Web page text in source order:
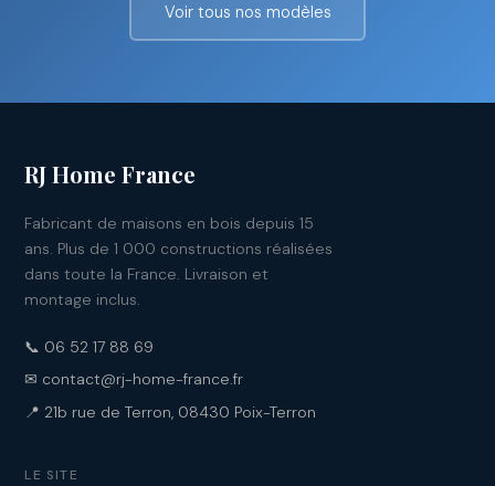
Voir tous nos modèles
RJ Home France
Fabricant de maisons en bois depuis 15
ans. Plus de 1 000 constructions réalisées
dans toute la France. Livraison et
montage inclus.
📞 06 52 17 88 69
✉ contact@rj-home-france.fr
📍 21b rue de Terron, 08430 Poix-Terron
LE SITE